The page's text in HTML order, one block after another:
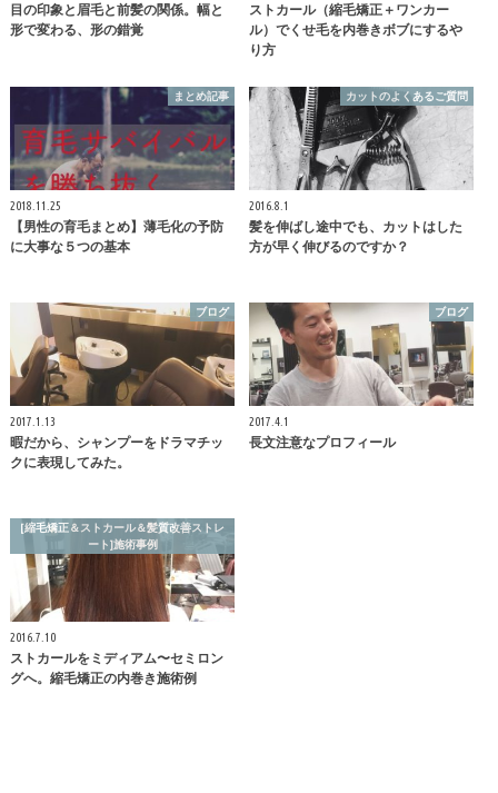
目の印象と眉毛と前髪の関係。幅と
形で変わる、形の錯覚
ストカール（縮毛矯正＋ワンカー
ル）でくせ毛を内巻きボブにするや
り方
まとめ記事
2018.11.25
【男性の育毛まとめ】薄毛化の予防
に大事な５つの基本
カットのよくあるご質問
2016.8.1
髪を伸ばし途中でも、カットはした
方が早く伸びるのですか？
ブログ
2017.1.13
暇だから、シャンプーをドラマチッ
クに表現してみた。
ブログ
2017.4.1
長文注意なプロフィール
[縮毛矯正＆ストカール＆髪質改善ストレ
ート]施術事例
2016.7.10
ストカールをミディアム〜セミロン
グへ。縮毛矯正の内巻き施術例